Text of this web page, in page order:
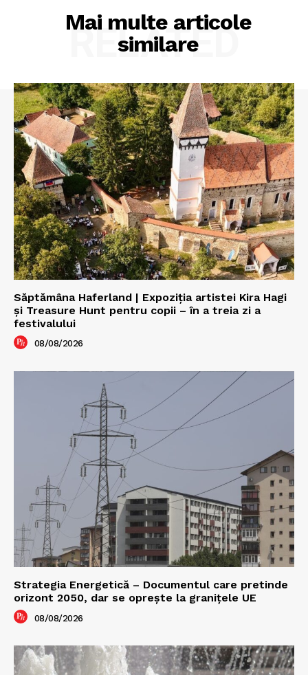
Mai multe articole
similare
RELATED
Săptămâna Haferland | Expoziţia artistei Kira Hagi
şi Treasure Hunt pentru copii – în a treia zi a
festivalului
08/08/2026
Strategia Energetică – Documentul care pretinde
orizont 2050, dar se oprește la granițele UE
08/08/2026